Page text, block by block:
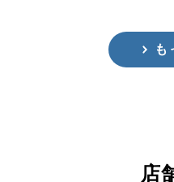
も
店